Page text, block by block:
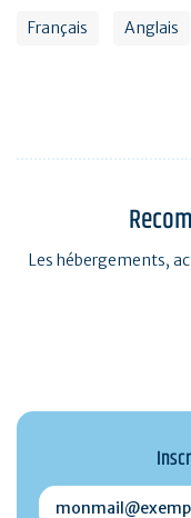
Français Anglais
Maxi mini
Les hébergements,